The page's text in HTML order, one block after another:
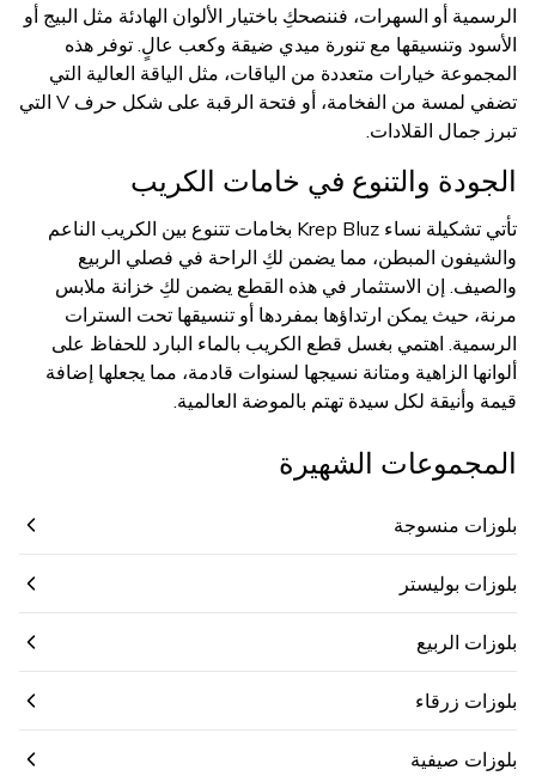
الرسمية أو السهرات، فننصحكِ باختيار الألوان الهادئة مثل البيج أو
الأسود وتنسيقها مع تنورة ميدي ضيقة وكعب عالٍ. توفر هذه
المجموعة خيارات متعددة من الياقات، مثل الياقة العالية التي
تضفي لمسة من الفخامة، أو فتحة الرقبة على شكل حرف V التي
تبرز جمال القلادات.
الجودة والتنوع في خامات الكريب
تأتي تشكيلة نساء Krep Bluz بخامات تتنوع بين الكريب الناعم
والشيفون المبطن، مما يضمن لكِ الراحة في فصلي الربيع
والصيف. إن الاستثمار في هذه القطع يضمن لكِ خزانة ملابس
مرنة، حيث يمكن ارتداؤها بمفردها أو تنسيقها تحت السترات
الرسمية. اهتمي بغسل قطع الكريب بالماء البارد للحفاظ على
ألوانها الزاهية ومتانة نسيجها لسنوات قادمة، مما يجعلها إضافة
قيمة وأنيقة لكل سيدة تهتم بالموضة العالمية.
المجموعات الشهيرة
بلوزات منسوجة
بلوزات بوليستر
بلوزات الربيع
بلوزات زرقاء
بلوزات صيفية